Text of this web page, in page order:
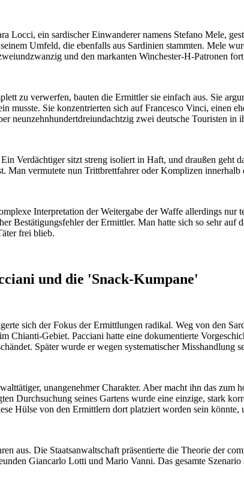
Locci, ein sardischer Einwanderer namens Stefano Mele,
Umfeld, die ebenfalls aus Sardinien stammten. Mele
und den markanten Winchester-H-Patronen
zu verwerfen, bauten die Ermittler sie einfach aus. Sie
musste. Sie konzentrierten sich auf Francesco Vinci, einen
neunzehnhundertdreiundachtzig zwei deutsche Touristen
Verdächtiger sitzt streng isoliert in Haft, und draußen geht
Man vermutete nun Trittbrettfahrer oder Komplizen
Interpretation der Weitergabe der Waffe allerdings
Bestätigungsfehler der Ermittler. Man hatte sich so sehr
frei blieb.
und die 'Snack-Kumpane'
sich der Fokus der Ermittlungen radikal. Weg von den
Chianti-Gebiet. Pacciani hatte eine dokumentierte
Später wurde er wegen systematischer Misshandlung
unangenehmer Charakter. Aber macht ihn das
Durchsuchung seines Gartens wurde eine einzige, stark
Hülse von den Ermittlern dort platziert worden sein
aus. Die Staatsanwaltschaft präsentierte die Theorie der
Giancarlo Lotti und Mario Vanni. Das gesamte